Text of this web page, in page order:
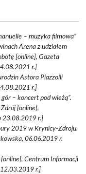
– muzyka filmowa”
Arena z udziałem
[online], Gazeta
r.]
Astora Piazzolli
r.]
– koncert pod wieżą”.
[online],
23.08.2019 r.]
2019 w Krynicy-Zdroju.
06.06.2019 r.
Centrum Informacji
r.]